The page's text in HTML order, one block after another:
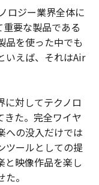
ロジー業界全体に
要な製品である
品を使った中でも
いえば、それはAir
に対してテクノロ
きた。完全ワイヤ
への没入だけでは
ツールとしての提
と映像作品を楽し
。